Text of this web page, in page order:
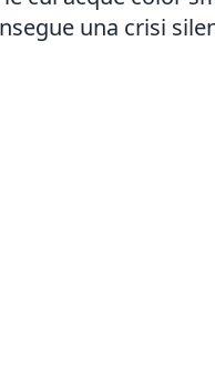
una crisi